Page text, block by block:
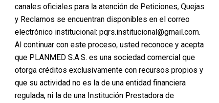
VALORACION
Posted onmarzo 31, 2026
canales oficiales para la atención de Peticiones, Quejas
y Reclamos se encuentran disponibles en el correo
electrónico institucional: pqrs.institucional@gmail.com.
Al continuar con este proceso, usted reconoce y acepta
que PLANMED S.A.S. es una sociedad comercial que
otorga créditos exclusivamente con recursos propios y
que su actividad no es la de una entidad financiera
regulada, ni la de una Institución Prestadora de